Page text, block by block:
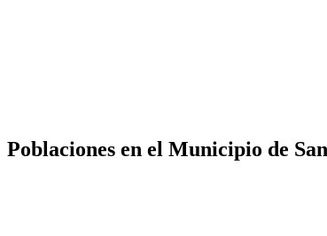
Poblaciones en el Municipio de